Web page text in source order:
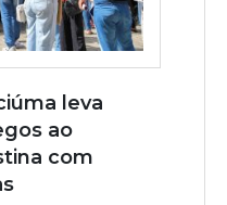
leva
ao
com